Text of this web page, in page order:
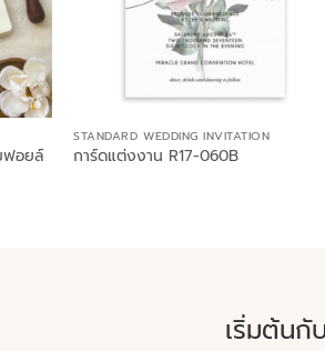
ฟอยล์
STANDARD WEDDING INVITATION
การ์ดแต่งงาน R17-060B
เริ่มต้นกั